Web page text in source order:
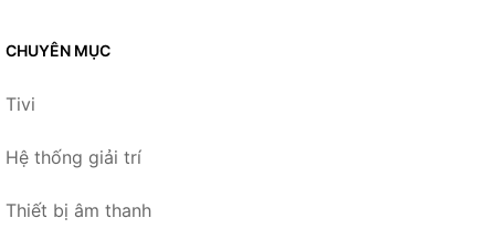
CHUYÊN MỤC
Tivi
Hệ thống giải trí
Thiết bị âm thanh